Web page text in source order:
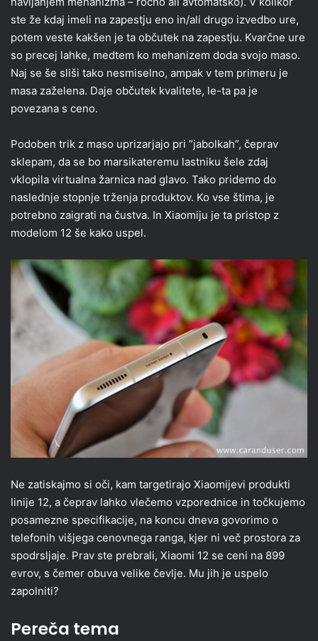
ste že kdaj imeli na zapestju eno in/ali drugo izvedbo ure,
potem veste kakšen je ta občutek na zapestju. Kvarčne ure
so precej lahke, medtem ko mehanizem doda svojo maso.
Naj se še sliši tako nesmiselno, ampak v tem primeru je
masa zaželena. Daje občutek kvalitete, le-ta pa je
povezana s ceno.
Podoben trik z maso uprizarjajo pri ”jabolkah”, čeprav
sklepam, da se bo marsikateremu lastniku šele zdaj
vklopila virtualna žarnica nad glavo. Tako pridemo do
naslednje stopnje trženja produktov. Ko vse štima, je
potrebno zaigrati na čustva. In Xiaomiju je ta pristop z
modelom 12 še kako uspel.
Ne zatiskajmo si oči, kam targetirajo Xiaomijevi produkti
linije 12, a čeprav lahko vlečemo vzporednice in točkujemo
posamezne specifikacije, na koncu dneva govorimo o
telefonih višjega cenovnega ranga, kjer ni več prostora za
spodrsljaje. Prav ste prebrali, Xiaomi 12 se ceni na 899
evrov, s čemer obuva velike čevlje. Mu jih je uspelo
zapolniti?
Pereča tema